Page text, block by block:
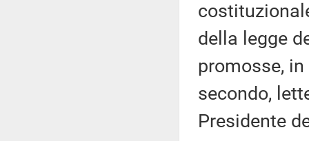
della legge
promosse,
secondo,
Presidente